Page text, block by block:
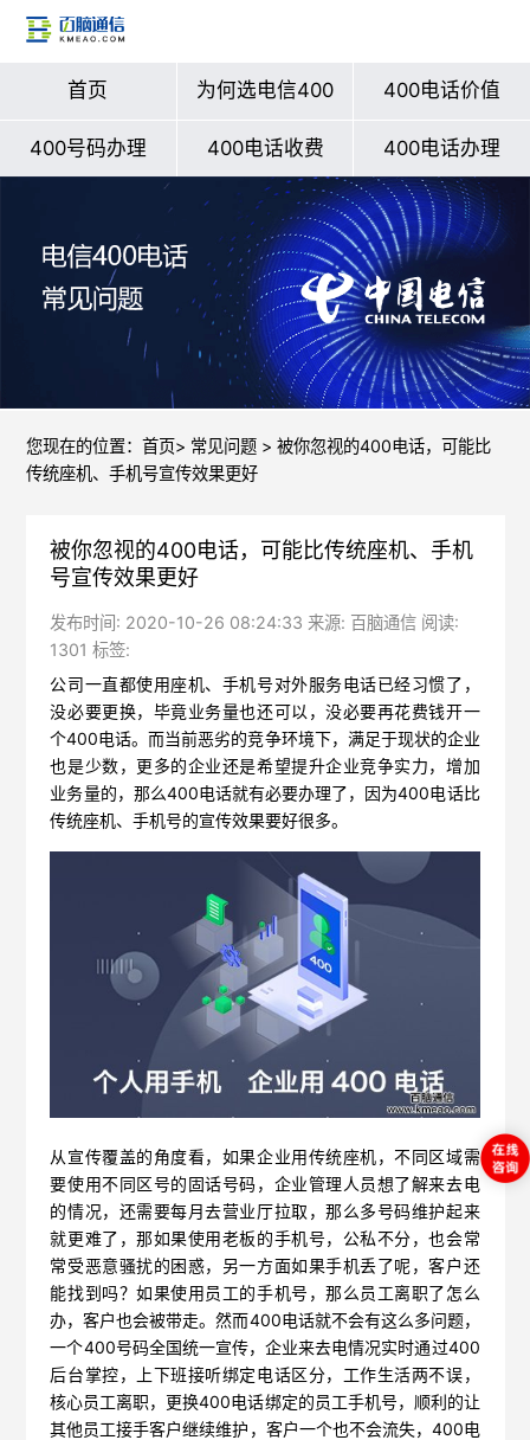
首页 为何选电信400 400电话价值
400号码办理 400电话收费 400电话办理
您现在的位置： 首页> 常见问题> 被你忽视的400电话，可能比
传统座机、手机号宣传效果更好
被你忽视的400电话，可能比传统座机、手机
号宣传效果更好
发布时间: 2020-10-26 08:24:33 来源: 百脑通信 阅读:
1301 标签:
公司一直都使用座机、手机号对外服务电话已经习惯了，
没必要更换，毕竟业务量也还可以，没必要再花费钱开一
个400电话。而当前恶劣的竞争环境下，满足于现状的企业
也是少数，更多的企业还是希望提升企业竞争实力，增加
业务量的，那么400电话就有必要办理了，因为400电话比
传统座机、手机号的宣传效果要好很多。
从宣传覆盖的角度看，如果企业用传统座机，不同区域需
要使用不同区号的固话号码，企业管理人员想了解来去电
的情况，还需要每月去营业厅拉取，那么多号码维护起来
就更难了，那如果使用老板的手机号，公私不分，也会常
常受恶意骚扰的困惑，另一方面如果手机丢了呢，客户还
能找到吗？如果使用员工的手机号，那么员工离职了怎么
办，客户也会被带走。然而400电话就不会有这么多问题，
一个400号码全国统一宣传，企业来去电情况实时通过400
后台掌控，上下班接听绑定电话区分，工作生活两不误，
核心员工离职，更换400电话绑定的员工手机号，顺利的让
其他员工接手客户继续维护，客户一个也不会流失，400电